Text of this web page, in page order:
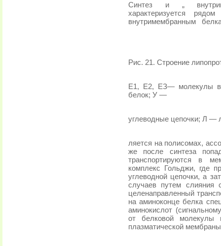
Синтез и „
характеризуется
внутримембранным
Рис. 21. Строение
Е1, Е2, ЕЗ— молекулы
белок; У —
углеводные цепочки; Л —
ляется на полисомах,
же после синтеза
транспортируются в
комплекс Гольджи, где
углеводной цепочки, а
случаев путем слияния
целена­правленный
на аминоконце белка
аминокислот
от белковой молекулы
плазматической